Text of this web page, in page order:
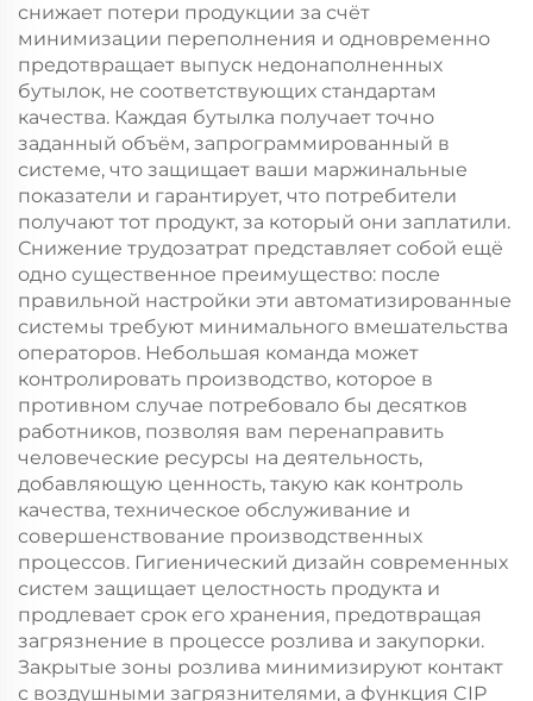
снижает потери продукции за счёт
минимизации переполнения и одновременно
предотвращает выпуск недонаполненных
бутылок, не соответствующих стандартам
качества. Каждая бутылка получает точно
заданный объём, запрограммированный в
системе, что защищает ваши маржинальные
показатели и гарантирует, что потребители
получают тот продукт, за который они заплатили.
Снижение трудозатрат представляет собой ещё
одно существенное преимущество: после
правильной настройки эти автоматизированные
системы требуют минимального вмешательства
операторов. Небольшая команда может
контролировать производство, которое в
противном случае потребовало бы десятков
работников, позволяя вам перенаправить
человеческие ресурсы на деятельность,
добавляющую ценность, такую как контроль
качества, техническое обслуживание и
совершенствование производственных
процессов. Гигиенический дизайн современных
систем защищает целостность продукта и
продлевает срок его хранения, предотвращая
загрязнение в процессе розлива и закупорки.
Закрытые зоны розлива минимизируют контакт
с воздушными загрязнителями, а функция CIP